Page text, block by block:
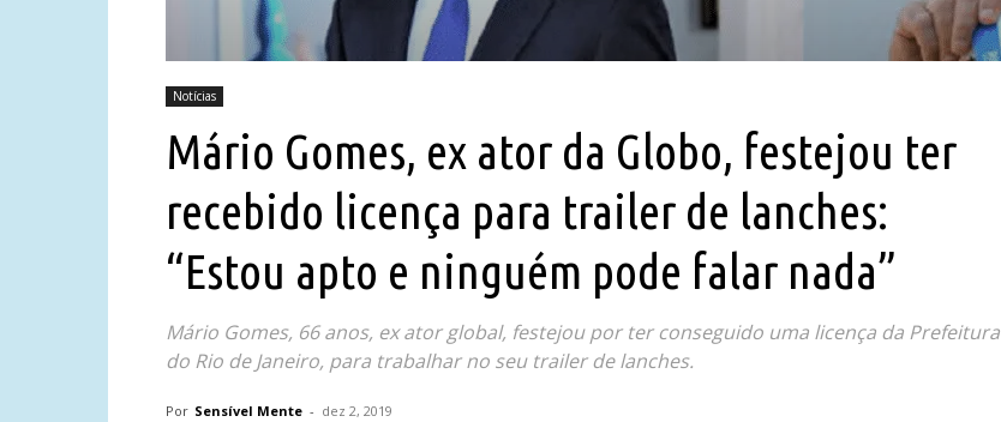
Notícias
Mário Gomes, ex ator da Globo, festejou ter
recebido licença para trailer de lanches:
“Estou apto e ninguém pode falar nada”
Mário Gomes, 66 anos, ex ator global, festejou por ter conseguido uma licença da Prefeitura
do Rio de Janeiro, para trabalhar no seu trailer de lanches.
Por Sensível Mente - dez 2, 2019